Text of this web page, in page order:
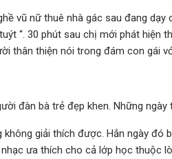
vũ nữ thuê nhà gác sau đang
“. 30 phút sau chị mới phát hiện
thân thiện nói trong đám con gái
đàn bà trẻ đẹp khen. Những ngày
giải thích được. Hắn ngày đó
ưa thích cho cả lớp học thuộc